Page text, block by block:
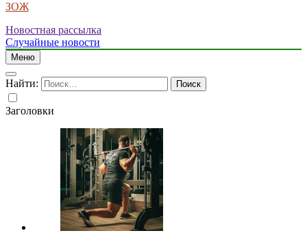
ЗОЖ
Новостная рассылка
Случайные новости
Меню
Найти:
Заголовки